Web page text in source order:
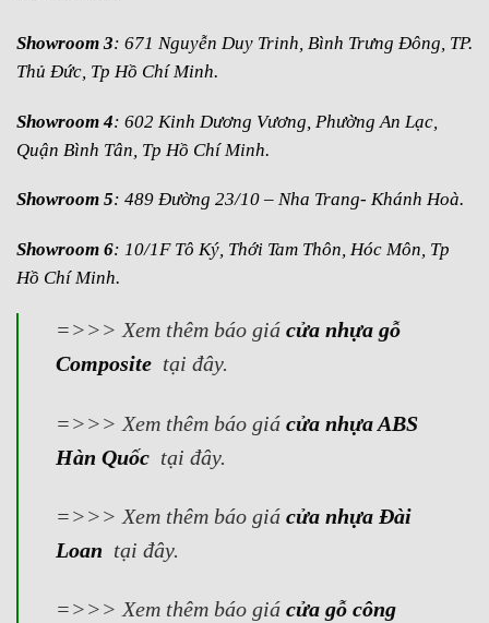
Showroom 3: 671 Nguyễn Duy Trinh, Bình Trưng Đông, TP.
Thủ Đức, Tp Hồ Chí Minh.
Showroom 4: 602 Kinh Dương Vương, Phường An Lạc,
Quận Bình Tân, Tp Hồ Chí Minh.
Showroom 5: 489 Đường 23/10 – Nha Trang- Khánh Hoà.
Showroom 6: 10/1F Tô Ký, Thới Tam Thôn, Hóc Môn, Tp
Hồ Chí Minh.
=>>> Xem thêm báo giá cửa nhựa gỗ
Composite tại đây.
=>>> Xem thêm báo giá cửa nhựa ABS
Hàn Quốctại đây.
=>>> Xem thêm báo giá cửa nhựa Đài
Loan tại đây.
=>>> Xem thêm báo giá cửa gỗ công